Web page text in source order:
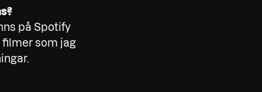
på Spotify
filmer som jag